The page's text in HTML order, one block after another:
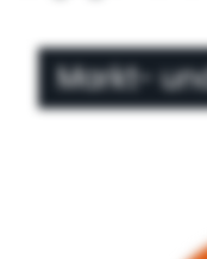
Markt-